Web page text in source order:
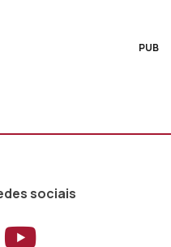
PUB
sociais
ao ao
Aceder